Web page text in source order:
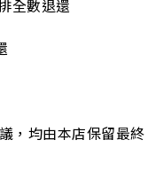
全數退還
，均由本店保留最終